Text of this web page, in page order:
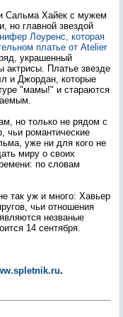
Сальма Хайек с мужем
но главной звездой
Лоуренс, которая
платье от Atelier
украшенный
актрисы. Платье звезде
и Джордан, которые
"мамы!" и стараются
но только не рядом с
чьи романтические
уже ни для кого не
миру о своих
по словам
так уж и много: Хавьер
чьи отношения
незваные
14 сентября.
.